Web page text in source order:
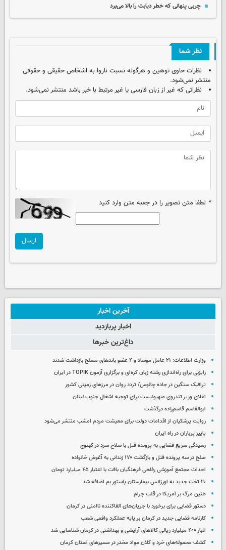
چربی پنهانی که خطر دیابت را بالا می‌برد
نظر شما
نظرات حاوی توهین و هرگونه نسبت ناروا به اشخاص حقیقی و حقوقی
منتشر نمی‌شود.
نظراتی که غیر از زبان فارسی یا غیر مرتبط با خبر باشد منتشر نمی‌شود.
* لطفا متن تصویر را در جعبه متن وارد کنید
ارسال
آخرین اخبار
اخبار پربازدید
داغ‌ترین خبرها
وزارت اطلاعات: ۲۱ عامل موساد و ۴ عضو باندهای مسلح بازداشت شدند
رایزنی برای راه‌اندازی رشته زبان کره‌ای و برگزاری آزمون TOPIK در ایران
ترافیک سنگین در جاده چالوس/ تردد روان در مرزهای زمینی کشور
تقلای وزیر تندروی صهیونیست برای توجیه اشغال جنوب لبنان
ابوالقاسم قاسم‌زاده درگذشت
روایت پزشکیان از اقدامات دولت برای معیشت مردم امشب منتشر می‌شود
پاییز پرباران در راه ایران
رسیدگی سریع قضایی به پرونده قتل با سلاح سرد در کهنوج
صلح در سه پرونده قتل و بازگشت ۱۷۰ زندانی به آغوش خانواده
احداث مجتمع آموزشی رفاهی فرهنگیان بافت با اعتبار ۴۵ میلیارد تومان
۲۰ تخت جدید به اورژانس بیمارستان پاستور بم اضافه شد
طنین مرگ بر آمریکا در قلب چرام
دستور قضایی برای برخورد با جریان‌های القاکننده ناامنی در کرمان
کارنامه قضایی جدید در کرمان بر پایه عملکرد واقعی شعب
انبار ۴۰۰ میلیارد ریالی کالاهای آرایشی و بهداشتی در کرمان شناسایی شد
کشف محموله‌های خرد و کلان مواد مخدر در مسیرهای استان کرمان